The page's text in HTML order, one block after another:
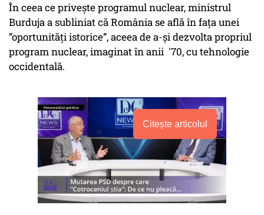
În ceea ce privește programul nuclear, ministrul
Burduja a subliniat că România se află în fața unei
”oportunități istorice”, aceea de a-și dezvolta propriul
program nuclear, imaginat în anii '70, cu tehnologie
occidentală.
Citește articolul